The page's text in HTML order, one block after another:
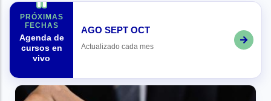
PRÓXIMAS
FECHAS
Agenda de
cursos en
vivo
AGO SEPT OCT
Actualizado cada mes